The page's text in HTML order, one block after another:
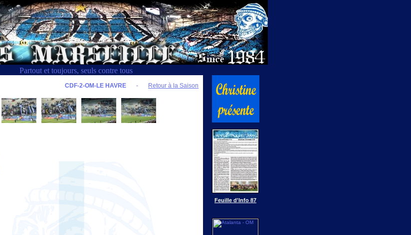
Partout et toujours, seuls contre tous
CDF-2-OM-LE HAVRE - Retour à la Saison
Feuille d'Info 87